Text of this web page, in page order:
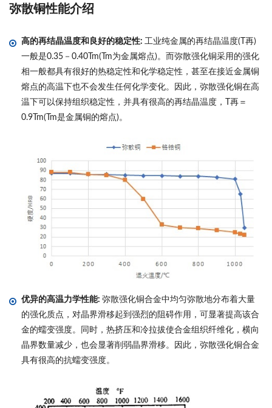
弥散铜性能介绍
高的再结晶温度和良好的稳定性: 工业纯金属的再结晶温度(T再)
一般是0.35－0.40Tm(Tm为金属熔点)。而弥散强化铜采用的强化
相一般都具有很好的热稳定性和化学稳定性，甚至在接近金属铜
熔点的高温下也不会发生任何化学变化。因此，弥散强化铜在高
温下可以保持组织稳定性，并具有很高的再结晶温度，T再＝
0.9Tm(Tm是金属铜的熔点)。
优异的高温力学性能: 弥散强化铜合金中均匀弥散地分布着大量
的强化质点，对晶界滑移起到强烈的阻碍作用，可显著提高该合
金的蠕变强度。同时，热挤压和冷拉拔使合金组织纤维化，横向
晶界数量减少，也会显著削弱晶界滑移。因此，弥散强化铜合金
具有很高的抗蠕变强度。